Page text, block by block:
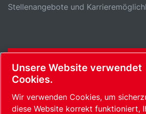
Stellenangebote und
KONTAKTFORMULAR
Unsere Website verwendet
Cookies.
Wir verwenden Cookies, um
diese Website korrekt funktioniert,